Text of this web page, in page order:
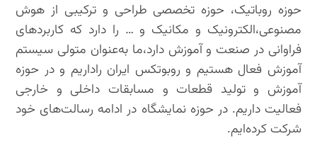
حوزه روباتیک، حوزه تخصصی طراحی و ترکیبی از هوش
مصنوعی،الکترونیک و مکانیک و … را دارد که کاربردهای
فراوانی در صنعت و آموزش دارد،ما به‌عنوان متولی سیستم
آموزش فعال هستیم و روبوتکس ایران راداریم و در حوزه
آموزش و تولید قطعات و مسابقات داخلی و خارجی
فعالیت داریم. در حوزه نمایشگاه در ادامه رسالت‌های خود
شرکت کرده‌ایم.